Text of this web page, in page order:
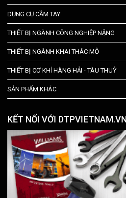
DỤNG CỤ CẦM TAY
THIẾT BỊ NGÀNH CÔNG NGHIỆP NẶNG
THIẾT BỊ NGÀNH KHAI THÁC MỎ
THIẾT BỊ CƠ KHÍ HÀNG HẢI - TÀU THUỶ
SẢN PHẨM KHÁC
KẾT NỐI VỚI